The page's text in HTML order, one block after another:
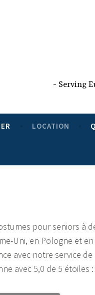
Serving
LOCATION
pour seniors à
Uni, en Pologne et
avec notre service
avec 5,0 de 5 étoiles :